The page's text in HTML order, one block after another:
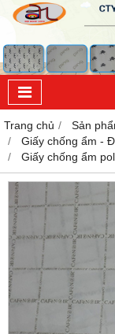
Trang chủ Sản
Giấy chống ẩm -
Giấy chống ẩm